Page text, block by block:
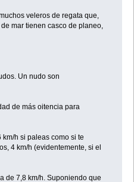
veleros de regata que,
mar tienen casco de planeo,
Un nudo son
de más oitencia para
h si paleas como si te
4 km/h (evidentemente, si el
de 7,8 km/h. Suponiendo que